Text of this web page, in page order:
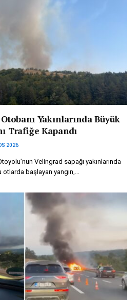
Yakınlarında Büyük
Trafiğe Kapandı
2026
Velingrad sapağı yakınlarında
otlarda başlayan yangın,…